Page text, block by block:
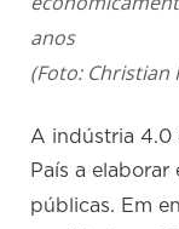
anos
(Foto: Christian
A indústria 4.0
País a
públicas. Em